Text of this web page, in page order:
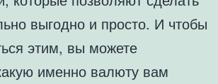
выгодно и просто. И чтобы
этим, вы можете
именно валюту вам